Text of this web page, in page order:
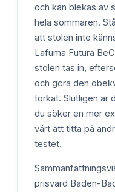
och kan blekas av
hela sommaren.
att stolen inte
Lafuma Futura
stolen tas in,
och göra den
torkat. Slutligen är
du söker en mer
värt att titta på
testet.
prisvärd Baden-